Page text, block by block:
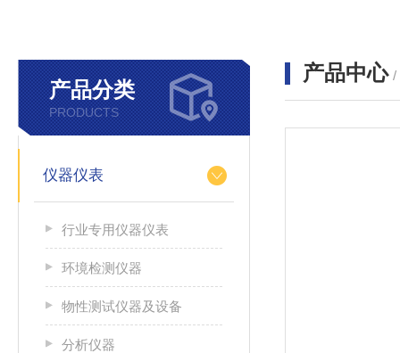
产品分类
PRODUCTS
仪器仪表
行业专用仪器仪表
环境检测仪器
物性测试仪器及设备
分析仪器
产品中心 /